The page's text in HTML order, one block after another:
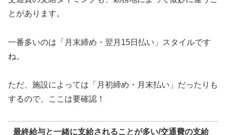
とがあります。
一番多いのは「月末締め・翌月15日払い」スタイルです
ね。
ただ、施設によっては「月初締め・月末払い」だったりも
するので、ここは要確認！
最終給与と一緒に支給されることが多い/交通費の支給